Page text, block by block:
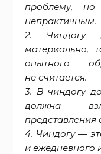
проблему,
непрактичным.
2. Чиндогу
материально,
опытного
не считается.
3. В чиндогу
должна
представления
4. Чиндогу —
и ежедневного